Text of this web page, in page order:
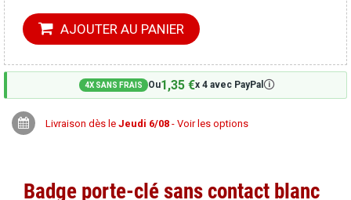
AJOUTER AU PANIER
4X SANS FRAIS Ou1,35 €x 4 avec PayPal🛈
Livraison dès le Jeudi 6/08 - Voir les options
Badge porte-clé sans contact blanc